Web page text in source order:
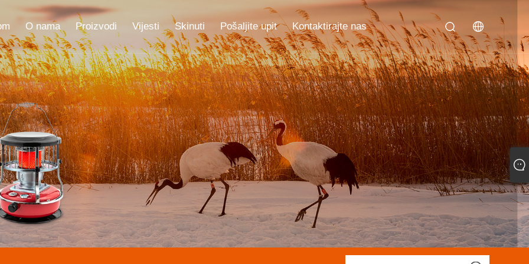
O nama Proizvodi Vijesti Skinuti Pošaljite upit Kontaktirajte nas